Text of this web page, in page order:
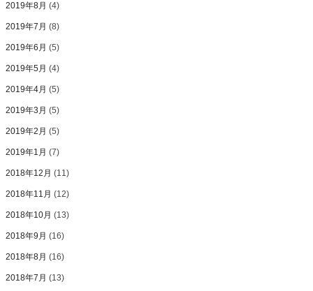
2019年8月 (4)
2019年7月 (8)
2019年6月 (5)
2019年5月 (4)
2019年4月 (5)
2019年3月 (5)
2019年2月 (5)
2019年1月 (7)
2018年12月 (11)
2018年11月 (12)
2018年10月 (13)
2018年9月 (16)
2018年8月 (16)
2018年7月 (13)